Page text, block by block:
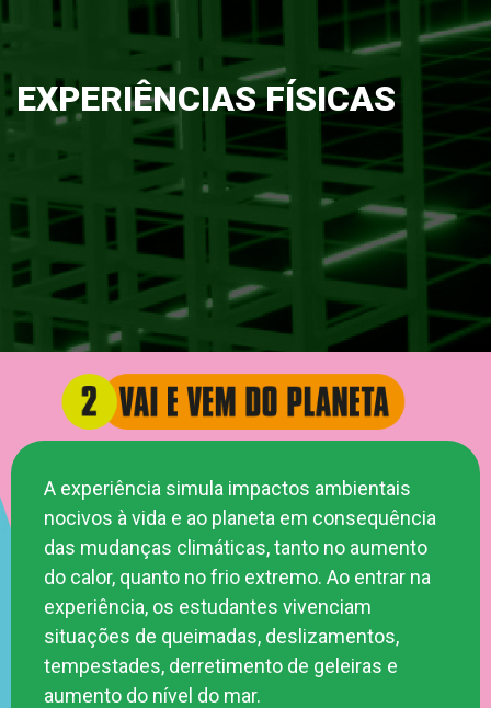
EXPERIÊNCIAS FÍSICAS
A experiência simula impactos ambientais
nocivos à vida e ao planeta em consequência
das mudanças climáticas, tanto no aumento
do calor, quanto no frio extremo. Ao entrar na
experiência, os estudantes vivenciam
situações de queimadas, deslizamentos,
tempestades, derretimento de geleiras e
aumento do nível do mar.